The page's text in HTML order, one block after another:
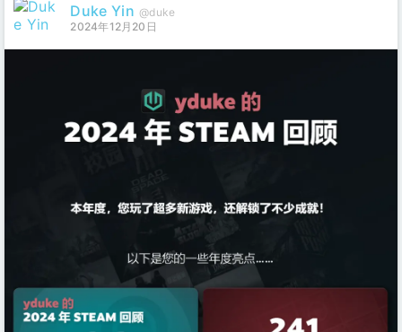
Duke Yin @duke
2024年12月20日